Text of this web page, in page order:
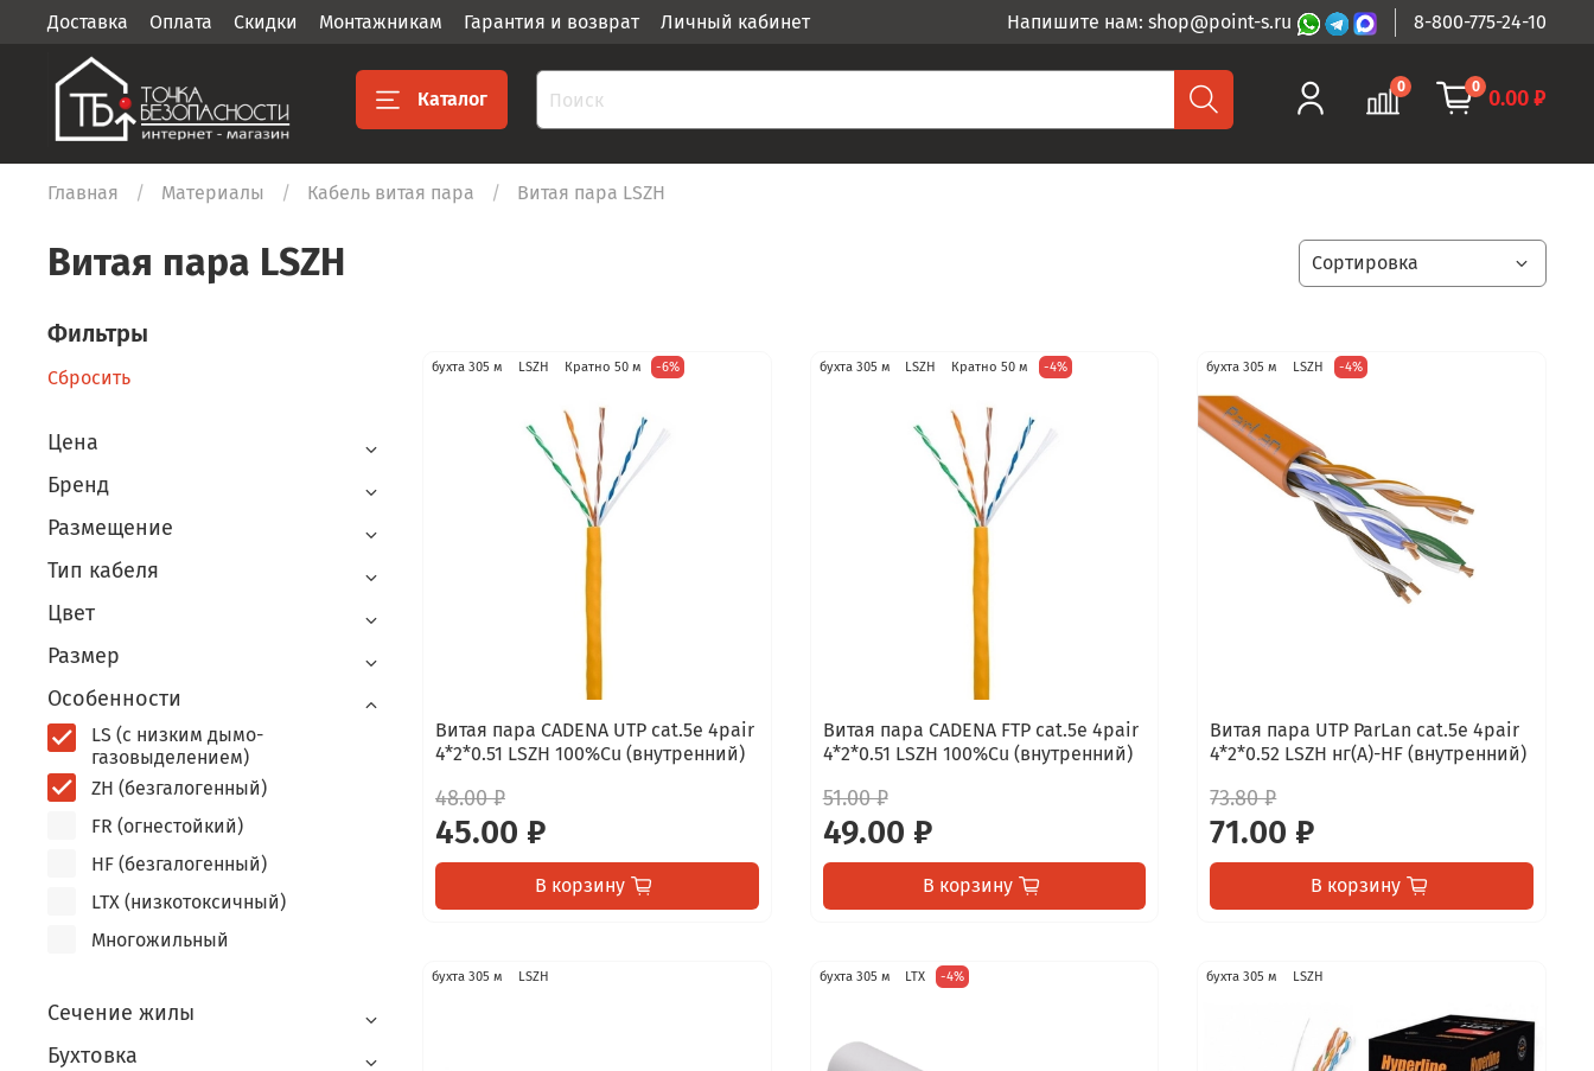
Доставка Оплата Скидки Монтажникам Гарантия и возврат Личный кабинет Напишите нам: shop@point-s.ru 8-800-775-24-10
Каталог
0 0 0.00 ₽
Главная Материалы Кабель витая пара Витая пара LSZH
Витая пара LSZH
бухта 305 м LSZH Кратно 50 м -6%
Витая пара CADENA UTP cat.5e 4pair
4*2*0.51 LSZH 100%Cu (внутренний)
48.00 ₽
45.00 ₽
В корзину
бухта 305 м LSZH Кратно 50 м -4%
Витая пара CADENA FTP cat.5e 4pair
4*2*0.51 LSZH 100%Cu (внутренний)
51.00 ₽
49.00 ₽
В корзину
бухта 305 м LSZH -4%
Витая пара UTP ParLan cat.5e 4pair
4*2*0.52 LSZH нг(А)-HF (внутренний)
73.80 ₽
71.00 ₽
В корзину
бухта 305 м LSZH бухта 305 м LTX -4% бухта 305 м LSZH
Фильтры
Сбросить
Цена
Бренд
Размещение
Тип кабеля
Цвет
Размер
Особенности
LS (с низким дымо-
газовыделением)
ZH (безгалогенный)
FR (огнестойкий)
HF (безгалогенный)
LTX (низкотоксичный)
Многожильный
Сечение жилы
Бухтовка